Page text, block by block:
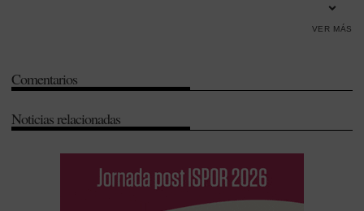
VER MÁS
Comentarios
Noticias relacionadas